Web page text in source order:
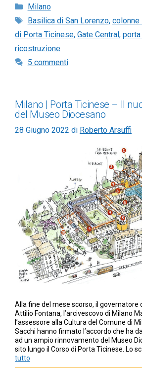
Categorie
Milano
Tag
Basilica di San Lorenzo, colonne
di Porta Ticinese, Gate Central,
ricostruzione
5 commenti
Milano | Porta Ticinese – Il
del Museo Diocesano
28 Giugno 2022 di Roberto Arsuffi
Alla fine del mese scorso, il governatore
Attilio Fontana, l’arcivescovo di Milano
l’assessore alla Cultura del Comune di
Sacchi hanno firmato l’accordo che ha
ad un ampio rinnovamento del Museo
sito lungo il Corso di Porta Ticinese. Lo
tutto